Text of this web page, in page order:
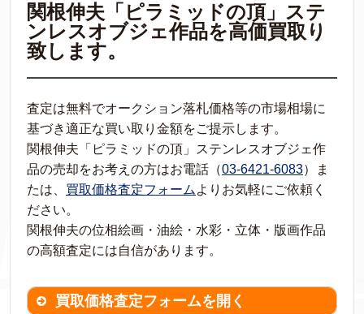
関根伸夫「ピラミッドの頂」ステ
ンレスオブジェ作品を高価買取り
致します。
査定は無料でオークション落札価格等の市場相場に
基づき適正な買い取り金額をご提示します。
関根伸夫「ピラミッドの頂」ステンレスオブジェ作
品の売却をお考えの方はお電話（03-6421-6083）ま
たは、 買取価格査定フォーム よりお気軽にご依頼く
ださい。
関根伸夫の位相絵画・油絵・水彩・立体・版画作品
の高額査定には自信があります。
買取価格査定フォームを開く